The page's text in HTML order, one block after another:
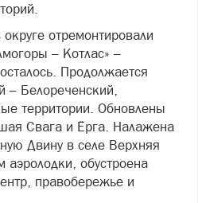
отремонтировали
– Котлас» –
Продолжается
– Белореченский,
территории. Обновлены
Свага и Ёрга. Налажена
Двину в селе Верхняя
аэролодки, обустроена
правобережье и